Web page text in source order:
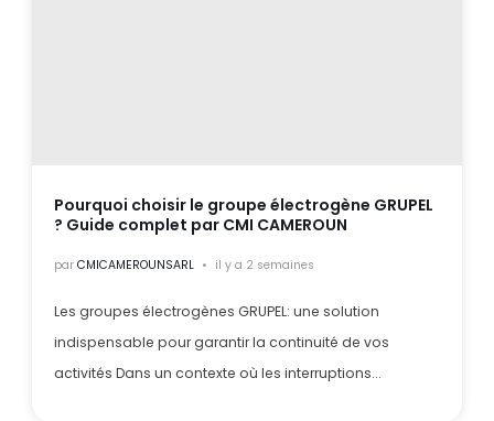
Pourquoi choisir le groupe électrogène GRUPEL
? Guide complet par CMI CAMEROUN
par CMICAMEROUNSARL il y a 2 semaines
Les groupes électrogènes GRUPEL: une solution
indispensable pour garantir la continuité de vos
activités Dans un contexte où les interruptions...